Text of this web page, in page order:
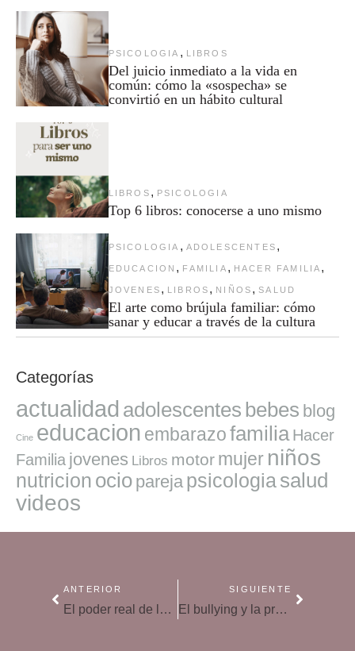
PSICOLOGIA , LIBROS
Del juicio inmediato a la vida en
común: cómo la «sospecha» se
convirtió en un hábito cultural
LIBROS , PSICOLOGIA
Top 6 libros: conocerse a uno mismo
PSICOLOGIA , ADOLESCENTES ,
EDUCACION , FAMILIA , HACER FAMILIA ,
JOVENES , LIBROS , NIÑOS , SALUD
El arte como brújula familiar: cómo
sanar y educar a través de la cultura
Categorías
actualidad adolescentes bebes blog
Cine educacion embarazofamilia Hacer
Familia jovenes Libros motor mujer niños
nutricion ocio pareja psicologia salud
videos
ANTERIOR
El poder real de las emociones: cómo contrarrestar las preocupaciones
SIGUIENTE
El bullying y la predisposición a sufrir enfermedades mentales